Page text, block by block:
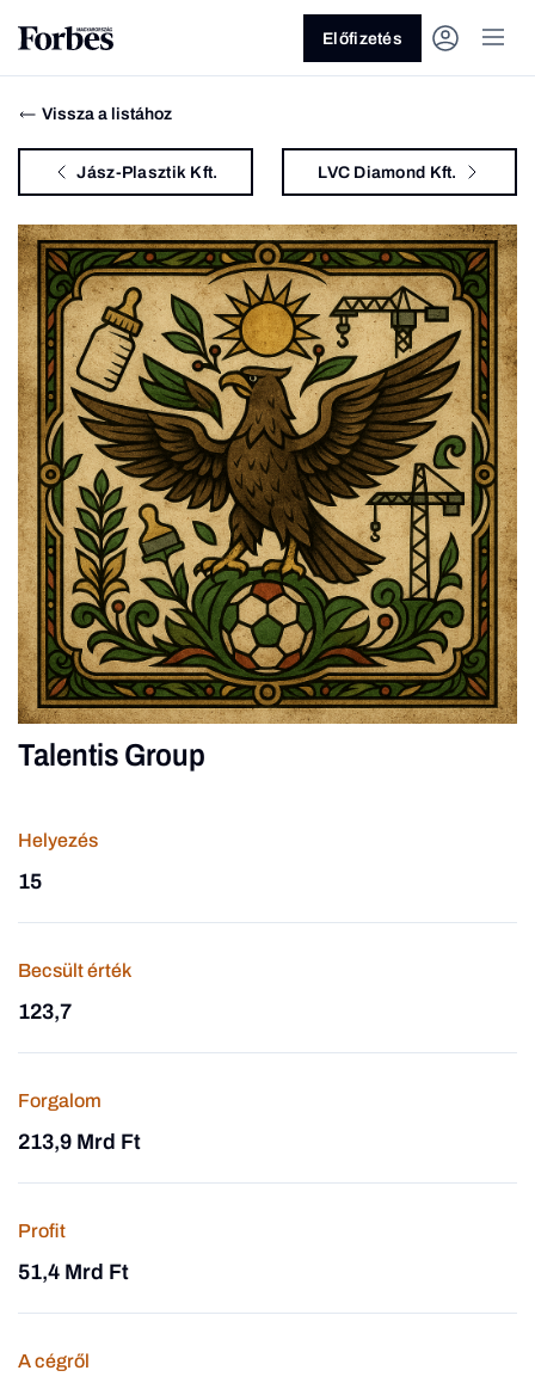
Vagy fedezze fel a következő
témákat
Üzlet Pénz Zöld Legyél jobb!
Előfizetés
Vissza a listához
Jász-Plasztik Kft. LVC Diamond Kft.
Talentis Group
Helyezés
15
Becsült érték
123,7
Forgalom
213,9 Mrd Ft
Profit
51,4 Mrd Ft
A cégről